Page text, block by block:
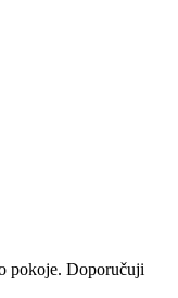
pokoje. Doporučuji